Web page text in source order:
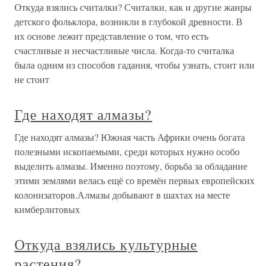
Откуда взялись считалки? Считалки, как и другие жанры
детского фольклора, возникли в глубокой древности. В
их основе лежит представление о том, что есть
счастливые и несчастливые числа. Когда-то считалка
была одним из способов гадания, чтобы узнать, стоит или
не стоит
Где находят алмазы?
Где находят алмазы? Южная часть Африки очень богата
полезными ископаемыми, среди которых нужно особо
выделить алмазы. Именно поэтому, борьба за обладание
этими землями велась ещё со времён первых европейских
колонизаторов.Алмазы добывают в шахтах на месте
кимберлитовых
Откуда взялись культурные